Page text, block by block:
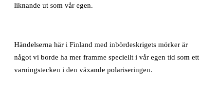
liknande ut som vår egen.
Händelserna här i Finland med inbördeskrigets mörker är
något vi borde ha mer framme speciellt i vår egen tid som ett
varningstecken i den växande polariseringen.